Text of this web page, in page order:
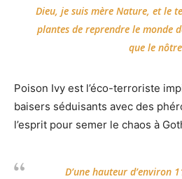
Dieu, je suis mère Nature, et le
plantes de reprendre le monde
que le
Poison Ivy est l’éco-terroriste
baisers séduisants avec des
l’esprit pour semer le chaos à
D’une hauteur d’environ